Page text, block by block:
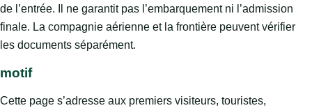
de l’entrée. Il ne garantit pas l’embarquement ni l’admission
finale. La compagnie aérienne et la frontière peuvent vérifier
les documents séparément.
motif
Cette page s’adresse aux premiers visiteurs, touristes,